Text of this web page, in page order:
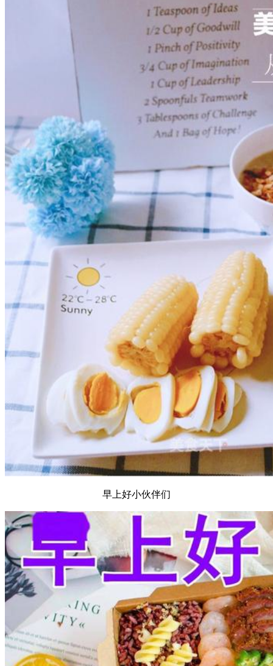
早上好小伙伴们